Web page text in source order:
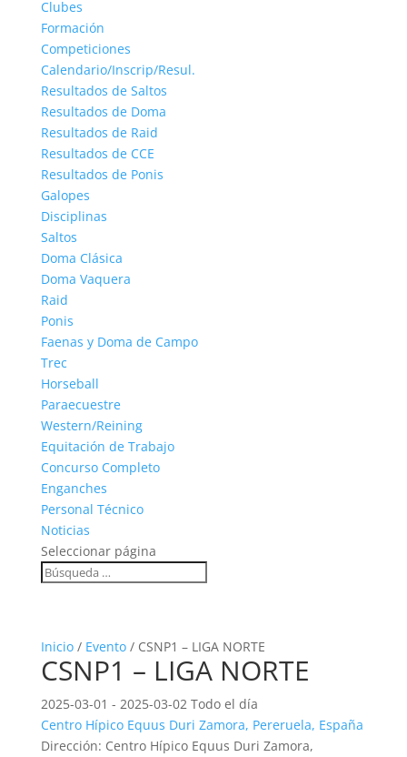
Clubes
Formación
Competiciones
Calendario/Inscrip/Resul.
Resultados de Saltos
Resultados de Doma
Resultados de Raid
Resultados de CCE
Resultados de Ponis
Galopes
Disciplinas
Saltos
Doma Clásica
Doma Vaquera
Raid
Ponis
Faenas y Doma de Campo
Trec
Horseball
Paraecuestre
Western/Reining
Equitación de Trabajo
Concurso Completo
Enganches
Personal Técnico
Noticias
Seleccionar página
Inicio/ Evento/ CSNP1 – LIGA NORTE
CSNP1 – LIGA NORTE
2025-03-01 - 2025-03-02 Todo el día
Centro Hípico Equus Duri Zamora, Pereruela, España
Dirección: Centro Hípico Equus Duri Zamora,